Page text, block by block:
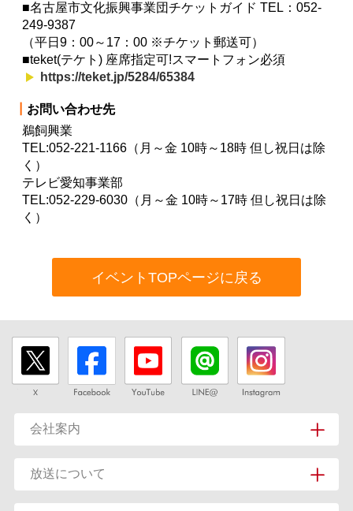
■名古屋市文化振興事業団チケットガイド TEL：052-
249-9387
（平日9：00～17：00 ※チケット郵送可）
■teket(テケト) 座席指定可!スマートフォン必須
https://teket.jp/5284/65384
お問い合わせ先
鵜飼興業
TEL:052-221-1166（月～金 10時～18時 但し祝日は除
く）
テレビ愛知事業部
TEL:052-229-6030（月～金 10時～17時 但し祝日は除
く）
イベントTOPページに戻る
会社案内
放送について